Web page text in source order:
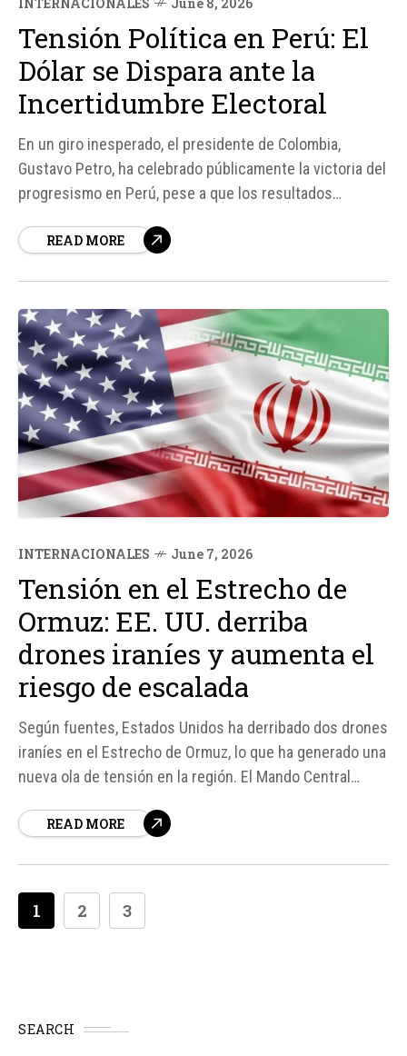
Tensión Política en Perú: El
Dólar se Dispara ante la
Incertidumbre Electoral
En un giro inesperado, el presidente de Colombia,
Gustavo Petro, ha celebrado públicamente la victoria del
progresismo en Perú, pese a que los resultados
sido anunciados. Con el 93% de las actas escrutadas, la
READ MORE
INTERNACIONALES June 7, 2026
Tensión en el Estrecho de
Ormuz: EE. UU. derriba
drones iraníes y aumenta el
riesgo de escalada
Según fuentes, Estados Unidos ha derribado dos drones
iraníes en el Estrecho de Ormuz, lo que ha generado una
nueva ola de tensión en la región. El Mando Central
representaban una amenaza para el tráfico marítimo
READ MORE
1 2 3
SEARCH